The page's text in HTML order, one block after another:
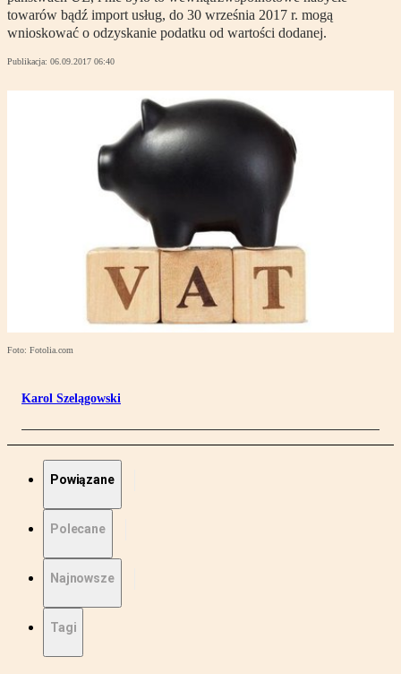
towarów bądź import usług, do 30 września 2017 r. mogą
wnioskować o odzyskanie podatku od wartości dodanej.
Publikacja: 06.09.2017 06:40
Foto: Fotolia.com
Karol Szelągowski
Powiązane
Polecane
Najnowsze
Tagi